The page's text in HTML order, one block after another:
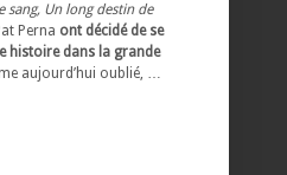
sang, Un long destin de
Perna ont décidé de se
histoire dans la grande
aujourd’hui oublié, …